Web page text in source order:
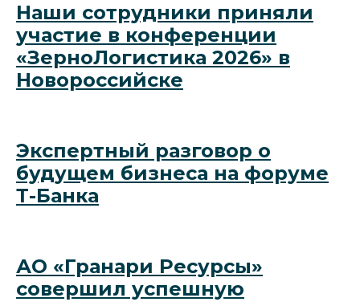
Наши сотрудники приняли
участие в конференции
«ЗерноЛогистика 2026» в
Новороссийске
Экспертный разговор о
будущем бизнеса на форуме
Т-Банка
АО «Гранари Ресурсы»
совершил успешную